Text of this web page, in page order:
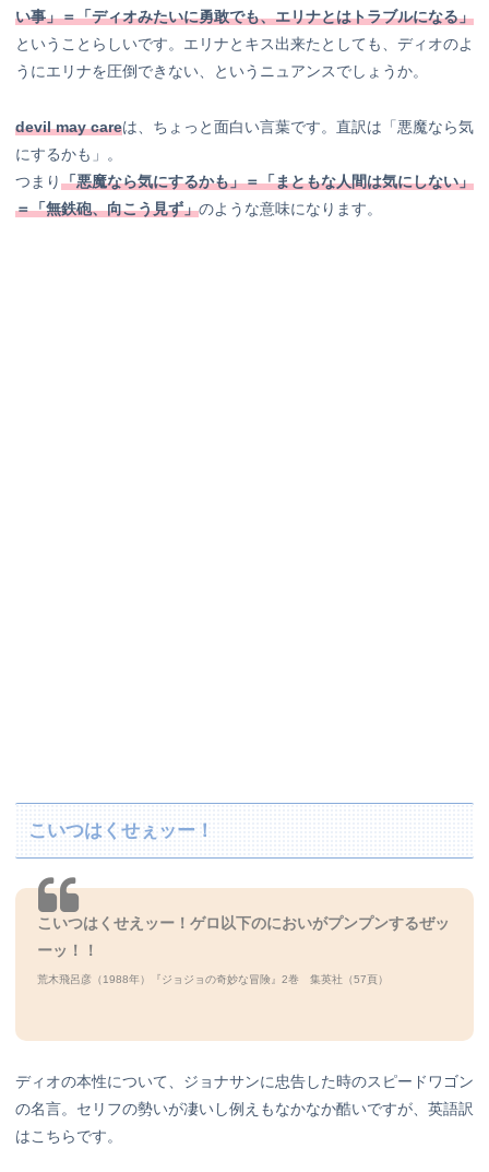
い事」＝「ディオみたいに勇敢でも、エリナとはトラブルになる」
ということらしいです。エリナとキス出来たとしても、ディオのよ
うにエリナを圧倒できない、というニュアンスでしょうか。
devil may careは、ちょっと面白い言葉です。直訳は「悪魔なら気
にするかも」。
つまり「悪魔なら気にするかも」＝「まともな人間は気にしない」
＝「無鉄砲、向こう見ず」のような意味になります。
こいつはくせぇッー！
こいつはくせえッー！ゲロ以下のにおいがプンプンするぜッ
ーッ！！
荒木飛呂彦（1988年）『ジョジョの奇妙な冒険』2巻 集英社（57頁）
ディオの本性について、ジョナサンに忠告した時のスピードワゴン
の名言。セリフの勢いが凄いし例えもなかなか酷いですが、英語訳
はこちらです。